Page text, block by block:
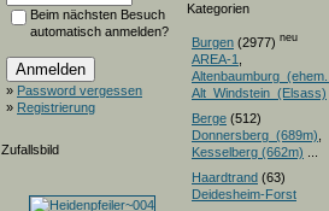
Beim nächsten Besuch
automatisch anmelden?
» Password vergessen
» Registrierung
Zufallsbild
Kategorien
Burgen (2977) neu
AREA-1
Alt_Windstein_(Elsass)
Berge (512)
Donnersberg_(689m)
Kesselberg (662m)
Haardtrand (63)
Deidesheim-Forst